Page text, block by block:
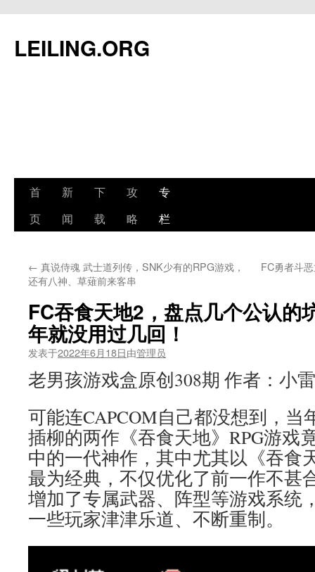
文
LEILING.ORG
首
页
新
闻
下
载
攻
略
专
栏
← 真说侍魂 武士道列传，SNK少有的RPG游戏，
还有八神、草薙前来客串
FC勇者斗
FC吞食天地2，盘点几个公认的
年就没用过几回！
发表于2022年6月18日由管理员
老男孩游戏盒原创308期 作者：小雷
可能连CAPCOM自己都没想到，当
插柳的两作《吞食天地》RPG游戏
中的一代神作，其中尤其以《吞食
最为经典，不仅优化了前一作不甚
增加了专属武器、阵型等游戏系统
一些玩家津津乐道、不断重制。